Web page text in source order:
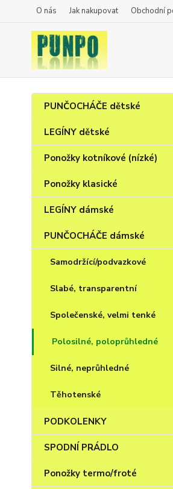
O nás Jak nakupovat Obchodní
PUNČOCHÁČE dětské
LEGÍNY dětské
Ponožky kotníkové (nízké)
Ponožky klasické
LEGÍNY dámské
PUNČOCHÁČE dámské
Samodržící/podvazkové
Slabé, transparentní
Společenské, velmi tenké
Polosilné, poloprůhledné
Silné, neprůhledné
Těhotenské
PODKOLENKY
SPODNÍ PRÁDLO
Ponožky termo/froté